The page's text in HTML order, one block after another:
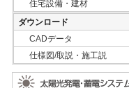
住宅設備・建材
ダウンロード
CADデータ
仕様図/取説・施工説